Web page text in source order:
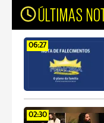
ÚLTIMAS
06:27
02:30